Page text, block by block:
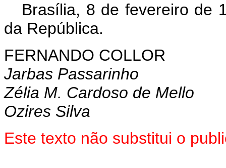
Brasília, 8 de fevereiro de
da República.
FERNANDO COLLOR
Jarbas Passarinho
Zélia M. Cardoso de Mello
Ozires Silva
Este texto não substitui o